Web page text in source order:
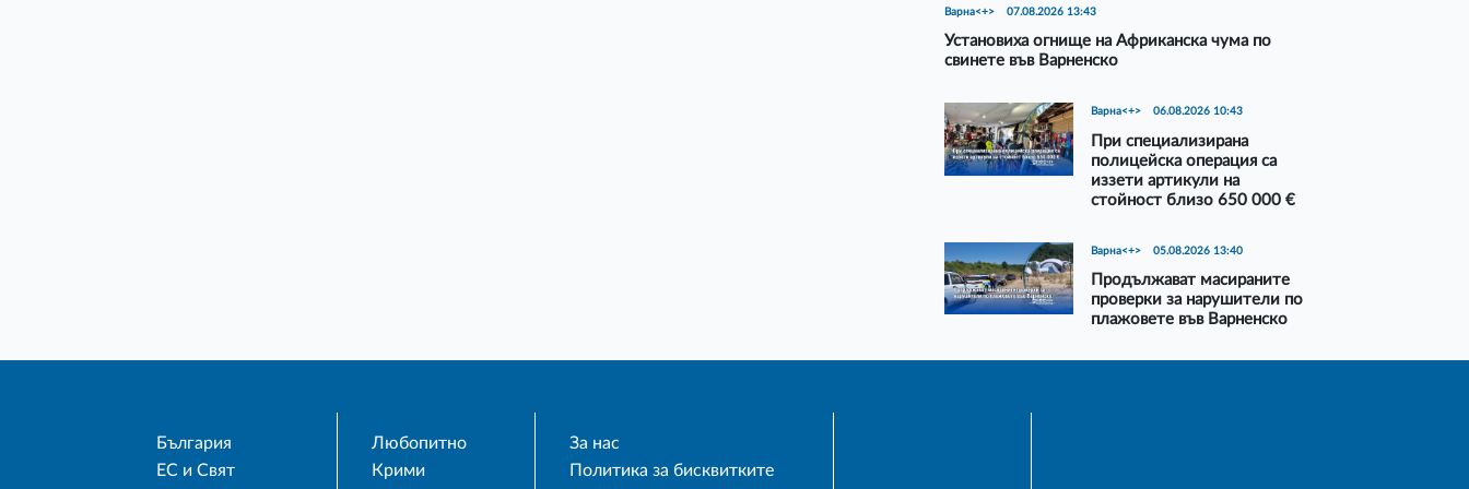
Варна<+> 07.08.2026 13:43
Установиха огнище на Африканска чума по
свинете във Варненско
Варна<+> 06.08.2026 10:43
При специализирана
полицейска операция са
иззети артикули на
стойност близо 650 000 €
Варна<+> 05.08.2026 13:40
Продължават масираните
проверки за нарушители по
плажовете във Варненско
България
ЕС и Свят
Любопитно
Крими
За нас
Политика за бисквитките